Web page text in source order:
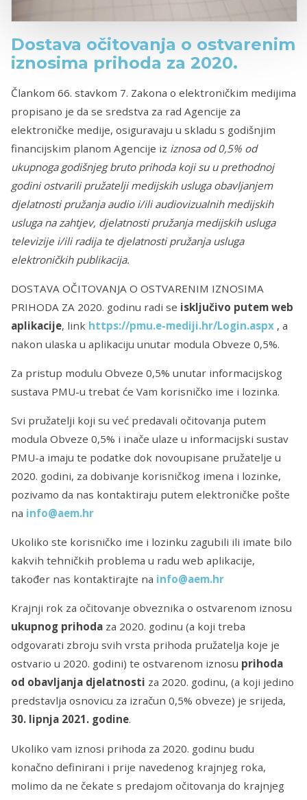
Dostava očitovanja o ostvarenim
iznosima prihoda za 2020.
Člankom 66. stavkom 7. Zakona o elektroničkim medijima
propisano je da se sredstva za rad Agencije za
elektroničke medije, osiguravaju u skladu s godišnjim
financijskim planom Agencije iz iznosa od 0,5% od
ukupnoga godišnjeg bruto prihoda koji su u prethodnoj
godini ostvarili pružatelji medijskih usluga obavljanjem
djelatnosti pružanja audio i/ili audiovizualnih medijskih
usluga na zahtjev, djelatnosti pružanja medijskih usluga
televizije i/ili radija te djelatnosti pružanja usluga
elektroničkih publikacija.
DOSTAVA OČITOVANJA O OSTVARENIM IZNOSIMA
PRIHODA ZA 2020. godinu radi se isključivo putem web
aplikacije, link https://pmu.e-mediji.hr/Login.aspx , a
nakon ulaska u aplikaciju unutar modula Obveze 0,5%.
Za pristup modulu Obveze 0,5% unutar informacijskog
sustava PMU-u trebat će Vam korisničko ime i lozinka.
Svi pružatelji koji su već predavali očitovanja putem
modula Obveze 0,5% i inače ulaze u informacijski sustav
PMU-a imaju te podatke dok novoupisane pružatelje u
2020. godini, za dobivanje korisničkog imena i lozinke,
pozivamo da nas kontaktiraju putem elektroničke pošte
na info@aem.hr
Ukoliko ste korisničko ime i lozinku zagubili ili imate bilo
kakvih tehničkih problema u radu web aplikacije,
također nas kontaktirajte na info@aem.hr
Krajnji rok za očitovanje obveznika o ostvarenom iznosu
ukupnog prihoda za 2020. godinu (a koji treba
odgovarati zbroju svih vrsta prihoda pružatelja koje je
ostvario u 2020. godini) te ostvarenom iznosu prihoda
od obavljanja djelatnosti za 2020. godinu, (a koji jedino
predstavlja osnovicu za izračun 0,5% obveze) je srijeda,
30. lipnja 2021. godine.
Ukoliko vam iznosi prihoda za 2020. godinu budu
konačno definirani i prije navedenog krajnjeg roka,
molimo da ne čekate s predajom očitovanja do krajnjeg